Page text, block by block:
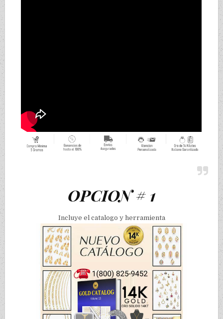
OPCION # 1
Incluye el catalogo y herramienta